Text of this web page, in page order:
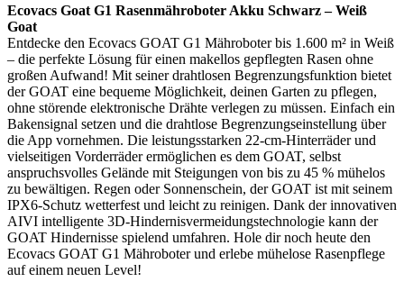
Ecovacs Goat G1 Rasenmähroboter Akku Schwarz – Weiß
Goat
Entdecke den Ecovacs GOAT G1 Mähroboter bis 1.600 m² in Weiß
– die perfekte Lösung für einen makellos gepflegten Rasen ohne
großen Aufwand! Mit seiner drahtlosen Begrenzungsfunktion bietet
der GOAT eine bequeme Möglichkeit, deinen Garten zu pflegen,
ohne störende elektronische Drähte verlegen zu müssen. Einfach ein
Bakensignal setzen und die drahtlose Begrenzungseinstellung über
die App vornehmen. Die leistungsstarken 22-cm-Hinterräder und
vielseitigen Vorderräder ermöglichen es dem GOAT, selbst
anspruchsvolles Gelände mit Steigungen von bis zu 45 % mühelos
zu bewältigen. Regen oder Sonnenschein, der GOAT ist mit seinem
IPX6-Schutz wetterfest und leicht zu reinigen. Dank der innovativen
AIVI intelligente 3D-Hindernisvermeidungstechnologie kann der
GOAT Hindernisse spielend umfahren. Hole dir noch heute den
Ecovacs GOAT G1 Mähroboter und erlebe mühelose Rasenpflege
auf einem neuen Level!